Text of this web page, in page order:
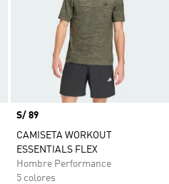
Precio
S/ 89
CAMISETA WORKOUT
ESSENTIALS FLEX
Hombre Performance
5 colores